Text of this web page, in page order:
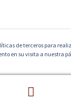
de terceros para
en su visita a nuestra